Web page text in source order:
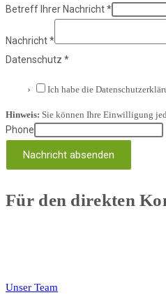
Betreff Ihrer Nachricht*
Nachricht*
Datenschutz *
Ich habe die
Hinweis: Sie können Ihre Einwilligung
Phone
Nachricht absenden
Für den direkten
Unser Team